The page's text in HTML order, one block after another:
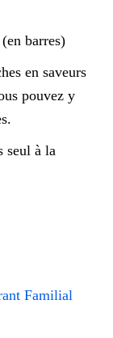
barres)
en saveurs
pouvez y
seul à la
Familial